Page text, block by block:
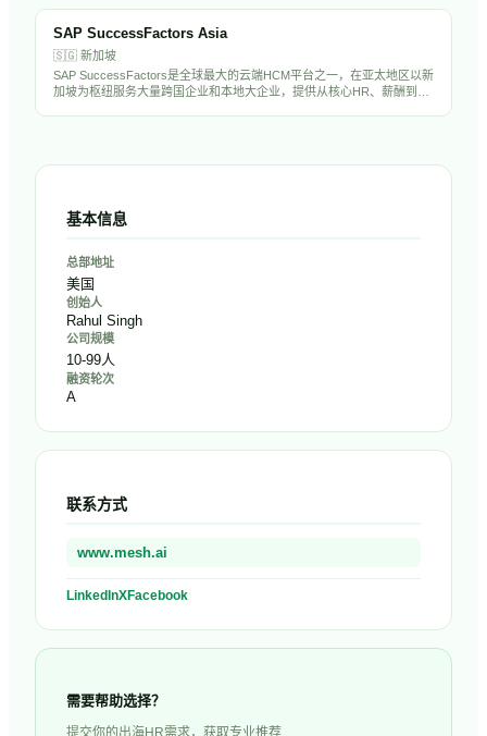
SAP SuccessFactors Asia
🇸🇬 新加坡
SAP SuccessFactors是全球最大的云端HCM平台之一，在亚太地区以新
加坡为枢纽服务大量跨国企业和本地大企业，提供从核心HR、薪酬到人
基本信息
总部地址
美国
创始人
Rahul Singh
公司规模
10-99人
融资轮次
A
联系方式
www.mesh.ai
LinkedInXFacebook
需要帮助选择？
提交你的出海HR需求，获取专业推荐